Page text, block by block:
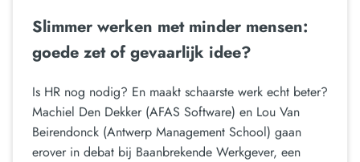
Slimmer werken met minder mensen:
goede zet of gevaarlijk idee?
Is HR nog nodig? En maakt schaarste werk echt beter?
Machiel Den Dekker (AFAS Software) en Lou Van
Beirendonck (Antwerp Management School) gaan
erover in debat bij Baanbrekende Werkgever, een